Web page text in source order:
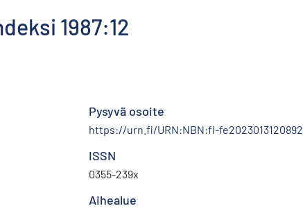
1987:12
Pysyvä osoite
https://urn.fi/URN:NBN:fi-fe2023013120892
ISSN
0355-239x
Aihealue